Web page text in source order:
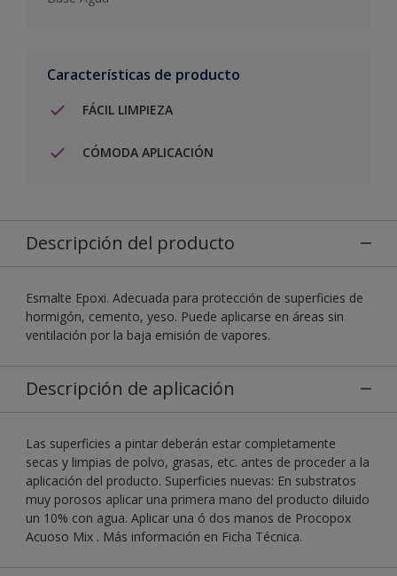
Características de producto
FÁCIL LIMPIEZA
CÓMODA APLICACIÓN
Descripción del producto
Esmalte Epoxi. Adecuada para protección de superficies de
hormigón, cemento, yeso. Puede aplicarse en áreas sin
ventilación por la baja emisión de vapores.
Descripción de aplicación
Las superficies a pintar deberán estar completamente
secas y limpias de polvo, grasas, etc. antes de proceder a la
aplicación del producto. Superficies nuevas: En substratos
muy porosos aplicar una primera mano del producto diluido
un 10% con agua. Aplicar una ó dos manos de Procopox
Acuoso Mix . Más información en Ficha Técnica.